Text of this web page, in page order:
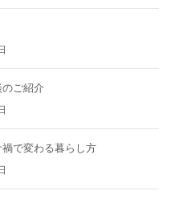
ご紹介
で変わる暮らし方